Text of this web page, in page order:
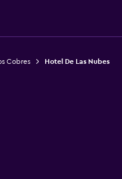
Cobres Hotel De Las Nubes